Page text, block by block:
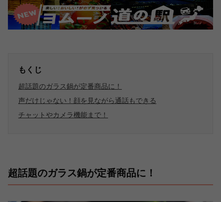
もくじ
超話題のガラス鍋が定番商品に！
声だけじゃない！顔を見ながら通話もできる
チャットやカメラ機能まで！
超話題のガラス鍋が定番商品に！